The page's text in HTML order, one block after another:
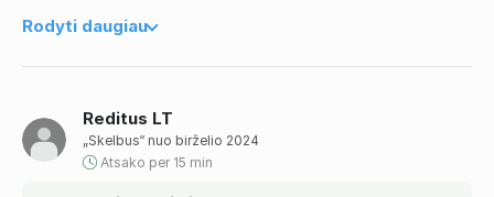
Reditus LT
„Skelbus“ nuo birželio 2024
Atsako per 15 min
darbai;
grindų, stogų) montavimas;
reikalavimus.
Reikalavimai:
Rodyti daugiau